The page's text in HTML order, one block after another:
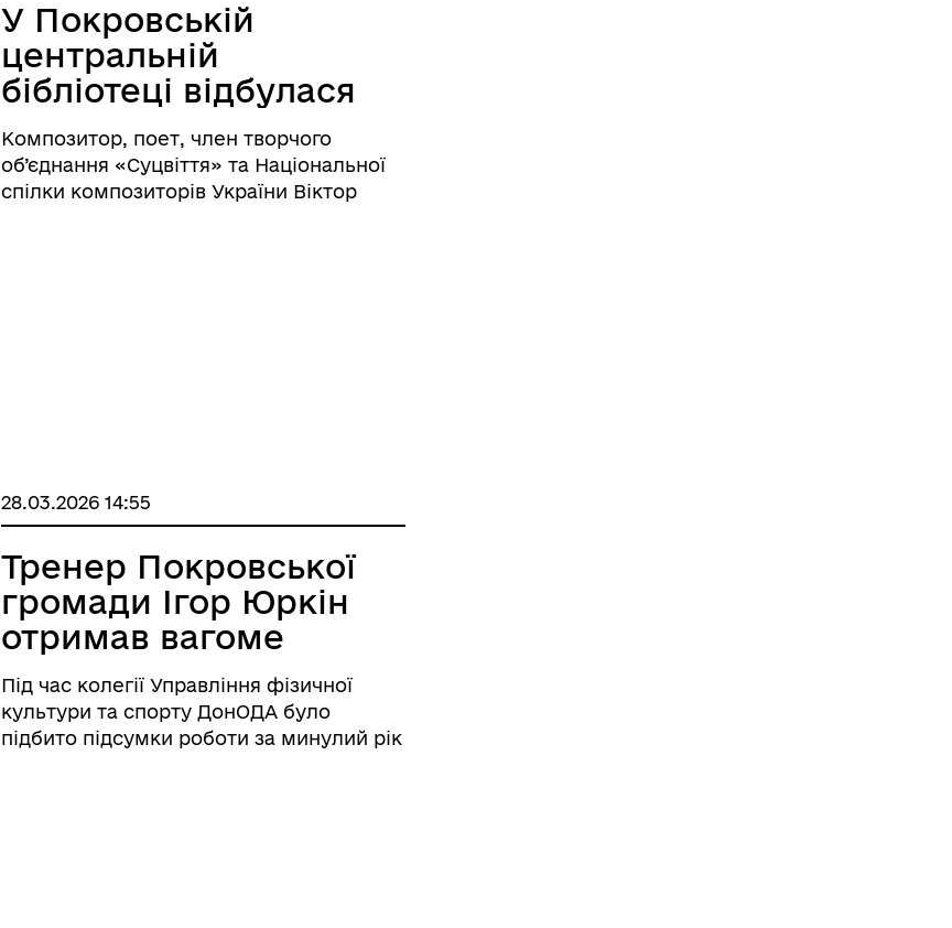
У Покровській
центральній
бібліотеці відбулася
творча зустріч із
композитором
Віктором Ревою
Композитор, поет, член творчого
об’єднання «Суцвіття» та Національної
спілки композиторів України Віктор
28.03.2026 14:55
Тренер Покровської
громади Ігор Юркін
отримав вагоме
визнання на
обласному рівні
Під час колегії Управління фізичної
культури та спорту ДонОДА було
підбито підсумки роботи за минулий рік